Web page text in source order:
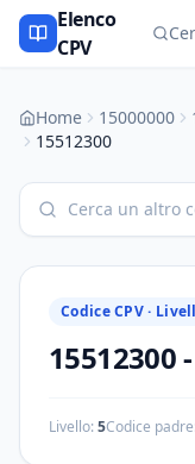
Elenco
CPV
Home 15000000
15512300
Codice CPV ·
15512300-
Livello:5Codice